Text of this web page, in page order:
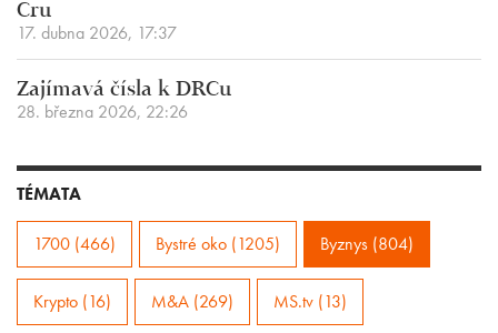
Cru
17. dubna 2026, 17:37
Zajímavá čísla k DRCu
28. března 2026, 22:26
TÉMATA
1700 (466) Bystré oko (1205) Byznys (804)
Krypto (16) M&A (269) MS.tv (13)